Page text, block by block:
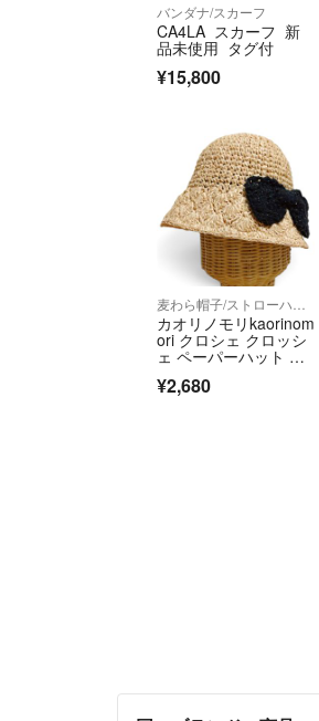
バンダナ/スカーフ
CA4LA スカーフ 新
品未使用 タグ付
¥15,800
カオリノモリkaorinom
ori クロシェ クロッシ
ェ ペーパーハット 麦
わら帽子 キャペリ
ン レディース 春夏 リ
¥2,680